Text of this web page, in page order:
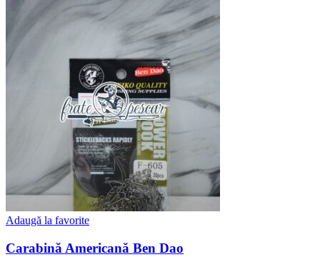
Adaugă la favorite
Carabină Americană Ben Dao